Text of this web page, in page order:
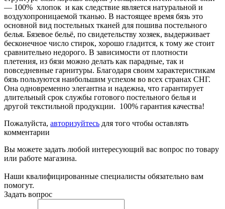
― 100% хлопок и как следствие является натуральной и
воздухопроницаемой тканью. В настоящее время бязь это
основной вид постельных тканей для пошива постельного
белья. Бязевое бельё, по свидетельству хозяек, выдерживает
бесконечное число стирок, хорошо гладится, к тому же стоит
сравнительно недорого. В зависимости от плотности
плетения, из бязи можно делать как парадные, так и
повседневные гарнитуры. Благодаря своим характеристикам
бязь пользуются наибольшим успехом во всех странах СНГ.
Она одновременно элегантна и надежна, что гарантирует
длительный срок службы готового постельного белья и
другой текстильной продукции. 100% гарантия качества!
Пожалуйста, авторизуйтесь для того чтобы оставлять
комментарии
Вы можете задать любой интересующий вас вопрос по товару
или работе магазина.
Наши квалифицированные специалисты обязательно вам
помогут.
Задать вопрос